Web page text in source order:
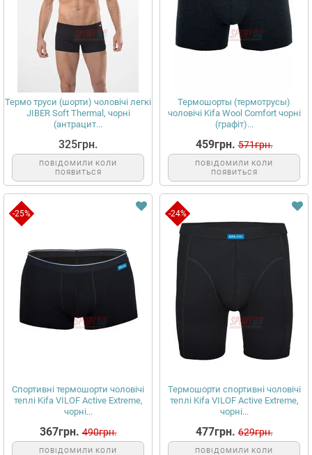
Термо труси (шорти) чоловічі легкі
JIBER Soft Thermal, чорні
(антрацит...
325грн.
ПОВІДОМИЛИ КОЛИ
ПОЯВИТЬСЯ
Термошорты (термотрусы)
чоловічі Kifa Wool Comfort чорні
(графіт)...
459грн. 571грн.
ПОВІДОМИЛИ КОЛИ
ПОЯВИТЬСЯ
-25%
Спортивні термошорти чоловічі
теплі Kifa VILOF Active Extreme,
чорні...
367грн. 490грн.
ПОВІДОМИЛИ КОЛИ
-24%
Термошорти спортивні чоловічі
теплі Kifa VILOF Active Extreme,
чорні...
477грн. 629грн.
ПОВІДОМИЛИ КОЛИ